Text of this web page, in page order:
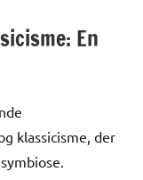
En
klassicisme, der